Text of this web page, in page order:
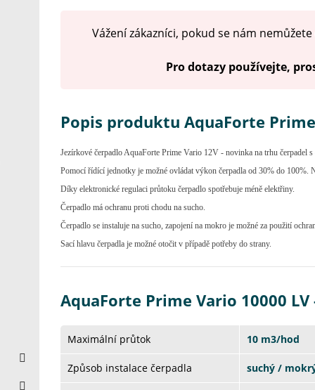
Vážení zákazníci, pokud se nám
Pro dotazy používejte,
Popis produktu AquaForte
Jezírkové čerpadlo AquaForte Prime Vario 12V - novinka na trhu čerpadel
Pomocí řídící jednotky je možné ovládat výkon čerpadla od 30% do 100%.
Díky elektronické regulaci průtoku čerpadlo spotřebuje méně elektřiny.
Čerpadlo má ochranu proti chodu na sucho.
Čerpadlo se instaluje na sucho, zapojení na mokro je možné za použití
Sací hlavu čerpadla je možné otočit v případě potřeby do strany.
AquaForte Prime Vario 10000
Maximální průtok 10 m3/hod
Způsob instalace čerpadla suchý /